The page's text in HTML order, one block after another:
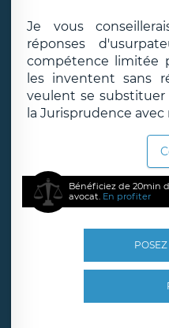
Je vous
réponses
compétence limitée
les inventent sans
veulent se
la Jurisprudence avec
Bénéficiez de 20min
avocat. En profiter